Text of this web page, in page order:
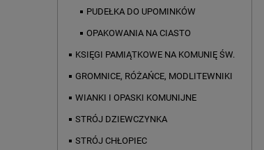
PUDEŁKA DO UPOMINKÓW
OPAKOWANIA NA CIASTO
KSIĘGI PAMIĄTKOWE NA KOMUNIĘ ŚW.
GROMNICE, RÓŻAŃCE, MODLITEWNIKI
WIANKI I OPASKI KOMUNIJNE
STRÓJ DZIEWCZYNKA
STRÓJ CHŁOPIEC